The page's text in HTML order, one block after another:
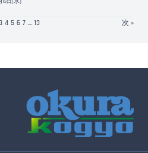
4 5 6 7 ... 13 次 »